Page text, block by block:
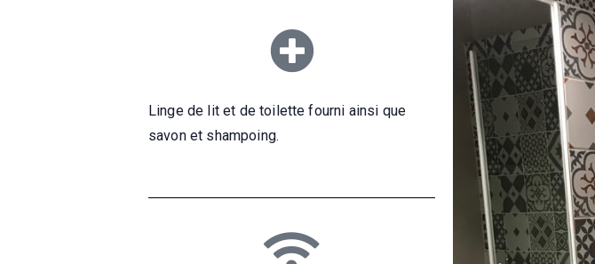
Linge de lit et de toilette fourni ainsi que
savon et shampoing.